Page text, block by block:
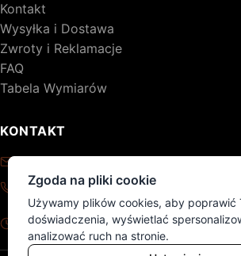
Kontakt
Wysyłka i Dostawa
Zwroty i Reklamacje
FAQ
Tabela Wymiarów
KONTAKT
kontakt@drewniane-meble.pl
+48 795 776 620
Pon - Pt: 8:00 - 17:00
Sob - Nd: nieczynne
Zgoda na pliki cookie
Używamy plików cookies, aby poprawić
doświadczenia, wyświetlać
analizować ruch na stronie.